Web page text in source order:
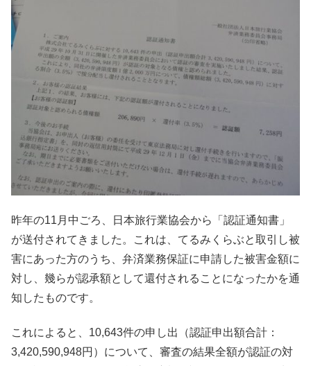
昨年の11月中ごろ、日本旅行業協会から「認証通知書」
が送付されてきました。これは、てるみくらぶと取引し被
害にあった方のうち、弁済業務保証に申請した被害金額に
対し、幾らが認承額として還付されることになったかを通
知したものです。
これによると、10,643件の申し出（認証申出額合計：
3,420,590,948円）について、審査の結果全額が認証の対